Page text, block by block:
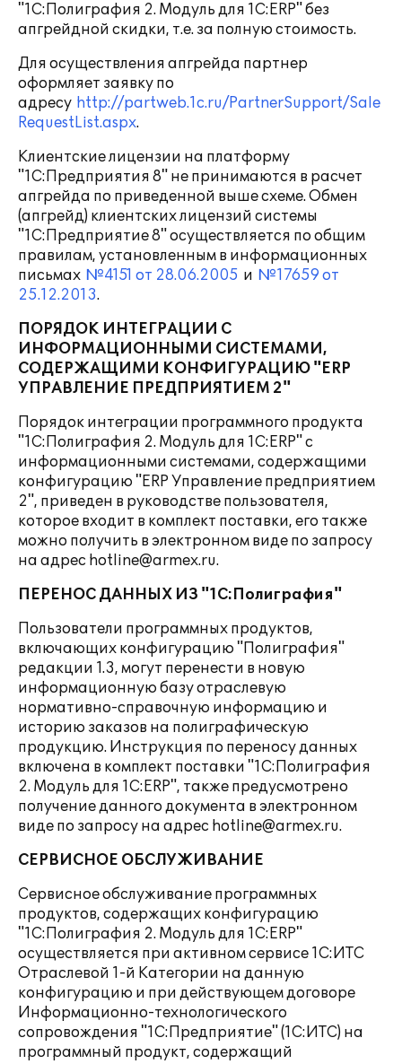
"1С:Полиграфия 2. Модуль для 1С:ERP" без
апгрейдной скидки, т.е. за полную стоимость.
Для осуществления апгрейда партнер
оформляет заявку по
адресу http://partweb.1c.ru/PartnerSupport/Sale
RequestList.aspx.
Клиентские лицензии на платформу
"1С:Предприятия 8" не принимаются в расчет
апгрейда по приведенной выше схеме. Обмен
(апгрейд) клиентских лицензий системы
"1С:Предприятие 8" осуществляется по общим
правилам, установленным в информационных
письмах №4151 от 28.06.2005 и №17659 от
25.12.2013.
ПОРЯДОК ИНТЕГРАЦИИ С
ИНФОРМАЦИОННЫМИ СИСТЕМАМИ,
СОДЕРЖАЩИМИ КОНФИГУРАЦИЮ "ERP
УПРАВЛЕНИЕ ПРЕДПРИЯТИЕМ 2"
Порядок интеграции программного продукта
"1С:Полиграфия 2. Модуль для 1С:ERP" с
информационными системами, содержащими
конфигурацию "ERP Управление предприятием
2", приведен в руководстве пользователя,
которое входит в комплект поставки, его также
можно получить в электронном виде по запросу
на адрес hotline@armex.ru.
ПЕРЕНОС ДАННЫХ ИЗ "1С:Полиграфия"
Пользователи программных продуктов,
включающих конфигурацию "Полиграфия"
редакции 1.3, могут перенести в новую
информационную базу отраслевую
нормативно-справочную информацию и
историю заказов на полиграфическую
продукцию. Инструкция по переносу данных
включена в комплект поставки "1С:Полиграфия
2. Модуль для 1С:ERP", также предусмотрено
получение данного документа в электронном
виде по запросу на адрес hotline@armex.ru.
СЕРВИСНОЕ ОБСЛУЖИВАНИЕ
Сервисное обслуживание программных
продуктов, содержащих конфигурацию
"1С:Полиграфия 2. Модуль для 1С:ERP"
осуществляется при активном сервисе 1С:ИТС
Отраслевой 1-й Категории на данную
конфигурацию и при действующем договоре
Информационно-технологического
сопровождения "1С:Предприятие" (1С:ИТС) на
программный продукт, содержащий